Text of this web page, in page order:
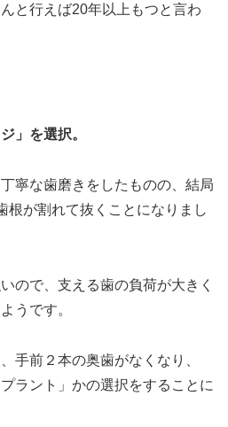
と行えば20年以上もつと言わ
」を選択。
寧な歯磨きをしたものの、結局
根が割れて抜くことになりまし
ので、支える歯の負荷が大きく
うです。
手前２本の奥歯がなくなり、
ラント」かの選択をすることに